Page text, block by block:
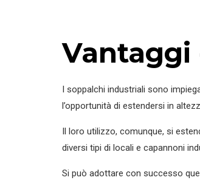
Vantaggi
I soppalchi industriali sono
l’opportunità di estendersi in
Il loro utilizzo, comunque, si
diversi tipi di locali e capannoni
Si può adottare con successo